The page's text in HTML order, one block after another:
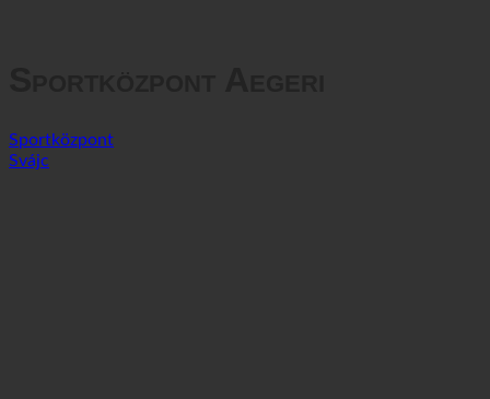
Sportközpont